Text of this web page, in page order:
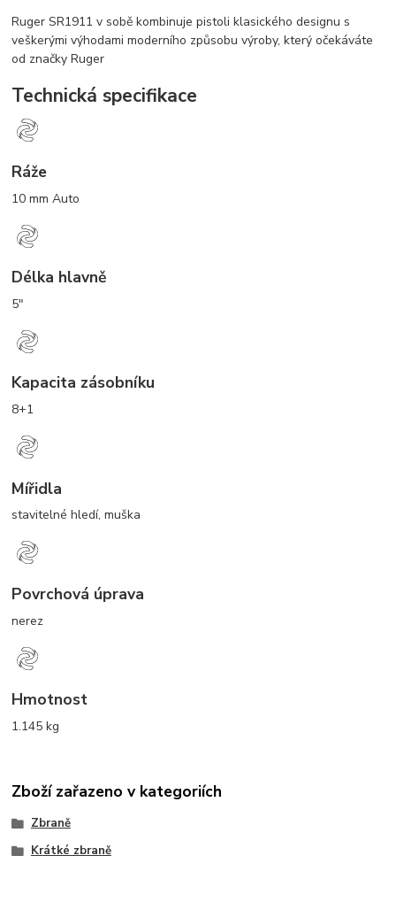
Ruger SR1911 v sobě kombinuje pistoli klasického designu s
veškerými výhodami moderního způsobu výroby, který očekáváte
od značky Ruger
Technická specifikace
Ráže
10 mm Auto
Délka hlavně
5"
Kapacita zásobníku
8+1
Mířidla
stavitelné hledí, muška
Povrchová úprava
nerez
Hmotnost
1.145 kg
Zboží zařazeno v kategoriích
Zbraně
Krátké zbraně